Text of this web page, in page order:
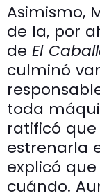
Asimismo,
de la, por
de El
culminó
toda
ratificó que
estrenarla
explicó
cuándo.